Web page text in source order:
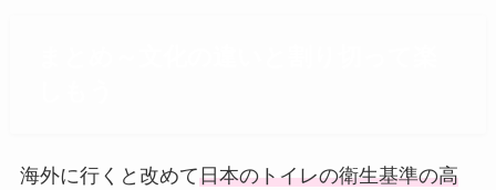
海外に行くと改めて日本のトイレの衛生基準の高